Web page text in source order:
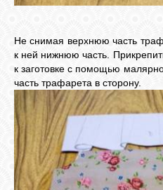
Не снимая верхнюю часть
к ней нижнюю часть.
к заготовке с помощью
часть трафарета в сторону.